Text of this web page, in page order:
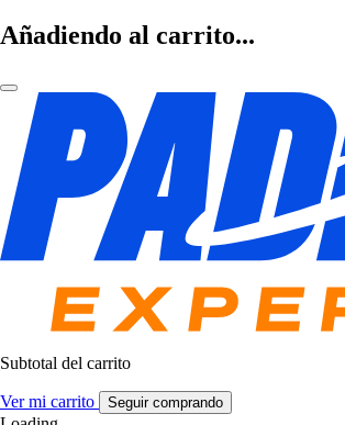
Añadiendo al carrito...
Subtotal del carrito
Ver mi carrito Seguir comprando